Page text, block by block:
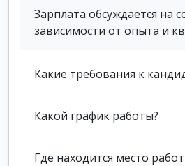
Зарплата обсуждается на
зависимости от опыта и
Какие требования к
Какой график работы?
Где находится место